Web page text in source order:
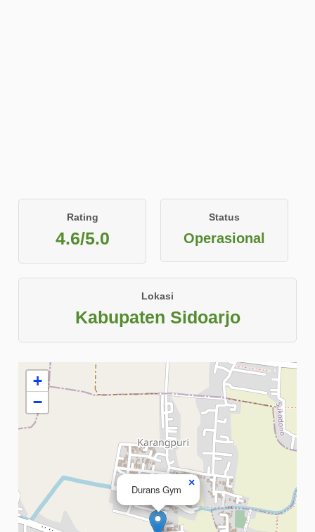
Rating
4.6/5.0
Status
Operasional
Lokasi
Kabupaten Sidoarjo
Durans Gym
×
+
−